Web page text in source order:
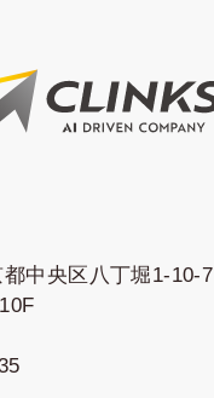
中央区八丁堀1-10-7